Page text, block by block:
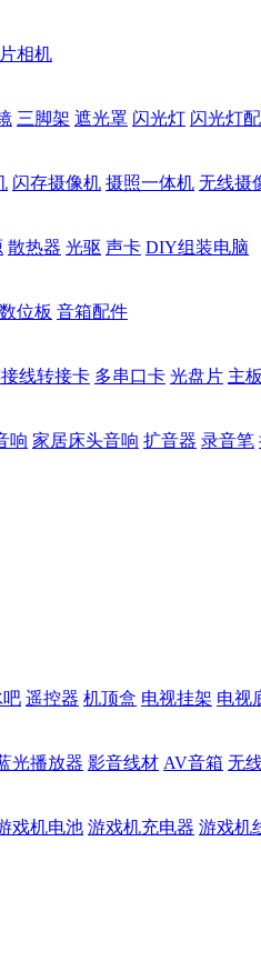
相机
三脚架 遮光罩 闪光灯 闪光灯
闪存摄像机 摄照一体机 无线摄
散热器 光驱 声卡 DIY组装电脑
数位板 音箱配件
线转接卡 多串口卡 光盘片 主
响 家居床头音响 扩音器 录音笔
吧 遥控器 机顶盒 电视挂架 电视
光播放器 影音线材 AV音箱 无
戏机电池 游戏机充电器 游戏机